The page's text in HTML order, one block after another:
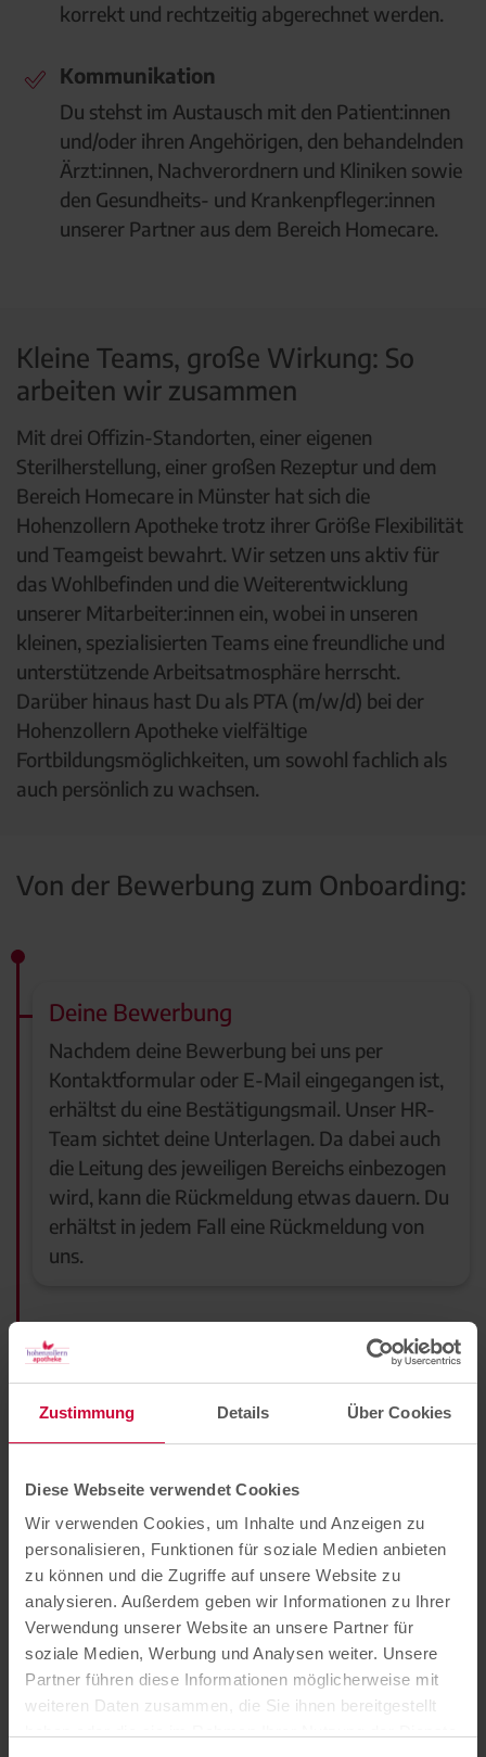
Zustimmung Details Über Cookies
Diese Webseite verwendet Cookies
Wir verwenden Cookies, um Inhalte und Anzeigen zu
personalisieren, Funktionen für soziale Medien anbieten
zu können und die Zugriffe auf unsere Website zu
analysieren. Außerdem geben wir Informationen zu Ihrer
Verwendung unserer Website an unsere Partner für
soziale Medien, Werbung und Analysen weiter. Unsere
Partner führen diese Informationen möglicherweise mit
weiteren Daten zusammen, die Sie ihnen bereitgestellt
korrekt und rechtzeitig abgerechnet werden.
Kommunikation
Du stehst im Austausch mit den Patient:innen
und/oder ihren Angehörigen, den behandelnden
Ärzt:innen, Nachverordnern und Kliniken sowie
den Gesundheits- und Krankenpfleger:innen
unserer Partner aus dem Bereich Homecare.
Kleine Teams, große Wirkung: So
arbeiten wir zusammen
Mit drei Offizin-Standorten, einer eigenen
Sterilherstellung, einer großen Rezeptur und dem
Bereich Homecare in Münster hat sich die
Hohenzollern Apotheke trotz ihrer Größe Flexibilität
und Teamgeist bewahrt. Wir setzen uns aktiv für
das Wohlbefinden und die Weiterentwicklung
unserer Mitarbeiter:innen ein, wobei in unseren
kleinen, spezialisierten Teams eine freundliche und
unterstützende Arbeitsatmosphäre herrscht.
Darüber hinaus hast Du als PTA (m/w/d) bei der
Hohenzollern Apotheke vielfältige
Fortbildungsmöglichkeiten, um sowohl fachlich als
auch persönlich zu wachsen.
Von der Bewerbung zum Onboarding:
Deine Bewerbung
Nachdem deine Bewerbung bei uns per
Kontaktformular oder E-Mail eingegangen ist,
erhältst du eine Bestätigungsmail. Unser HR-
Team sichtet deine Unterlagen. Da dabei auch
die Leitung des jeweiligen Bereichs einbezogen
wird, kann die Rückmeldung etwas dauern. Du
erhältst in jedem Fall eine Rückmeldung von
uns.
Einladung zum persönlichen Gespräch
Wenn dein Profil zu den Anforderungen passt
ein.
Das Kennenlernen
Das Gespräch findet in unserer Verwaltung am
Hohenzollernring 49-51 mit Kolleg:innen aus
dem Bereich Personal und der Leitung des